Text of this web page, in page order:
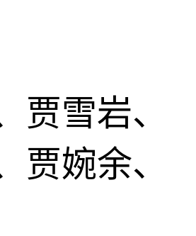
贾雪岩、
贾婉余、